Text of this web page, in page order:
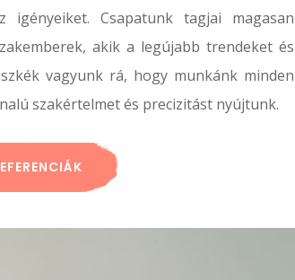
igényeiket. Csapatunk tagjai magasan
akik a legújabb trendeket és
vagyunk rá, hogy munkánk minden
szakértelmet és precizitást nyújtunk.